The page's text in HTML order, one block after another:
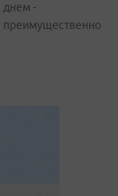
днем -
преимущественно